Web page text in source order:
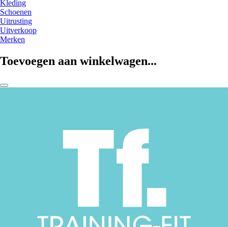
Kleding
Schoenen
Uitrusting
Uitverkoop
Merken
Toevoegen aan winkelwagen...